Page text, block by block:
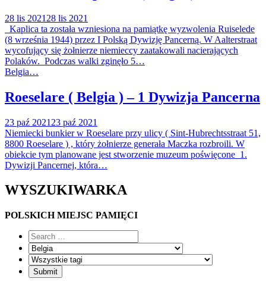
28 lis 2021 28 lis 2021
Kaplica ta została wzniesiona na pamiątkę wyzwolenia Ruiselede
(8 września 1944) przez I Polską Dywizję Pancerną. W Aalterstraat
wycofujący się żołnierze niemieccy zaatakowali nacierających
Polaków. Podczas walki zginęło 5…
Belgia…
Roeselare ( Belgia ) – 1 Dywizja Pancerna
23 paź 2021 23 paź 2021
Niemiecki bunkier w Roeselare przy ulicy ( Sint-Hubrechtsstraat 51,
8800 Roeselare ) , który żołnierze generała Maczka rozbroili. W
obiekcie tym planowane jest stworzenie muzeum poświęcone 1.
Dywizji Pancernej, która…
WYSZUKIWARKA
POLSKICH MIEJSC PAMIĘCI